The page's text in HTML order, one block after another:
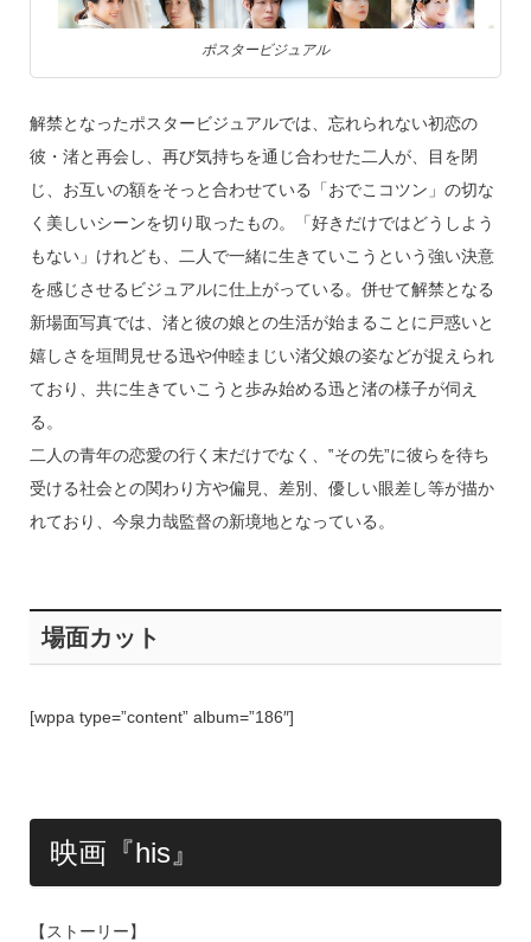
ポスタービジュアル
解禁となったポスタービジュアルでは、忘れられない初恋の
彼・渚と再会し、再び気持ちを通じ合わせた二人が、目を閉
じ、お互いの額をそっと合わせている「おでこコツン」の切な
く美しいシーンを切り取ったもの。「好きだけではどうしよう
もない」けれども、二人で一緒に生きていこうという強い決意
を感じさせるビジュアルに仕上がっている。併せて解禁となる
新場面写真では、渚と彼の娘との生活が始まることに戸惑いと
嬉しさを垣間見せる迅や仲睦まじい渚父娘の姿などが捉えられ
ており、共に生きていこうと歩み始める迅と渚の様子が伺え
る。
二人の青年の恋愛の行く末だけでなく、‟その先”に彼らを待ち
受ける社会との関わり方や偏見、差別、優しい眼差し等が描か
れており、今泉力哉監督の新境地となっている。
場面カット
[wppa type=”content” album=”186″]
映画『his』
【ストーリー】